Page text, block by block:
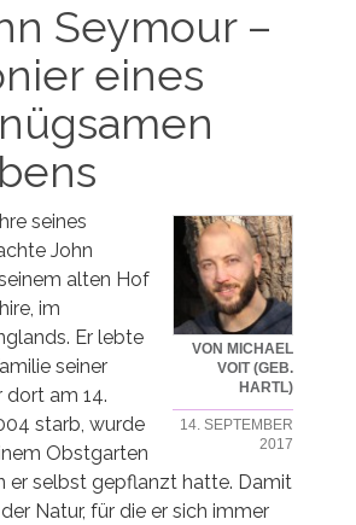
Seymour –
eines
VON MICHAEL
VOIT (GEB.
HARTL)
14. SEPTEMBER
2017
seines
John
alten Hof
im
Er lebte
seiner
dort am 14.
starb, wurde
Obstgarten
er selbst gepflanzt hatte. Damit
Natur, für die er sich immer